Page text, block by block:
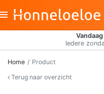
Iedere
Home
Product
Terug naar overzicht